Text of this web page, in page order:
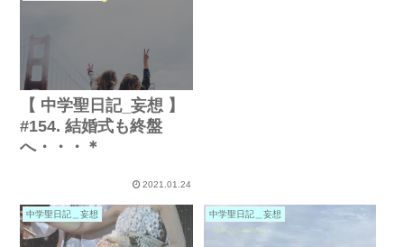
【 中学聖日記_妄想 】
#154. 結婚式も終盤
へ・・・＊
2021.01.24
中学聖日記＿妄想 中学聖日記＿妄想